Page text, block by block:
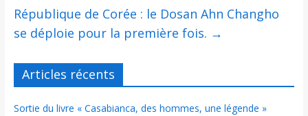
République de Corée : le Dosan Ahn Changho
se déploie pour la première fois. →
Articles récents
Sortie du livre « Casabianca, des hommes, une légende »